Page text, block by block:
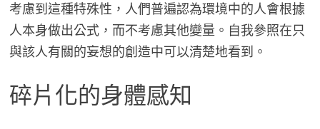
考慮到這種特殊性，人們普遍認為環境中的人會根據
人本身做出公式，而不考慮其他變量。自我參照在只
與該人有關的妄想的創造中可以清楚地看到。
碎片化的身體感知